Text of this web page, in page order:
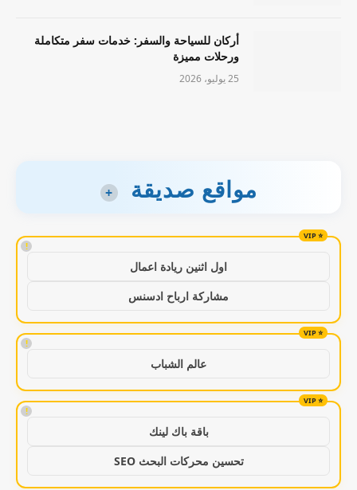
أركان للسياحة والسفر: خدمات سفر متكاملة
ورحلات مميزة
25 يوليو، 2026
مواقع صديقة +
!
اول اثنين ريادة اعمال
مشاركة ارباح ادسنس
!
عالم الشباب
!
باقة باك لينك
تحسين محركات البحث SEO